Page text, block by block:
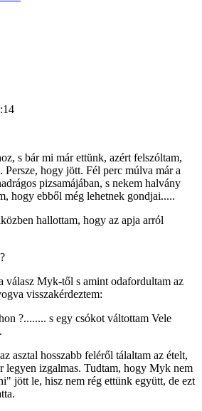
s bár mi már ettünk, azért felszóltam,
hogy jött. Fél perc múlva már a
pizsamájában, s nekem halvány
hogy ebből még lehetnek gondjai.....
hallottam, hogy az apja arról
válasz Myk-től s amint odafordultam az
visszakérdeztem:
?........ s egy csókot váltottam Vele
asztal hosszabb feléről tálaltam az ételt,
legyen izgalmas. Tudtam, hogy Myk nem
jött le, hisz nem rég ettünk együtt, de ezt